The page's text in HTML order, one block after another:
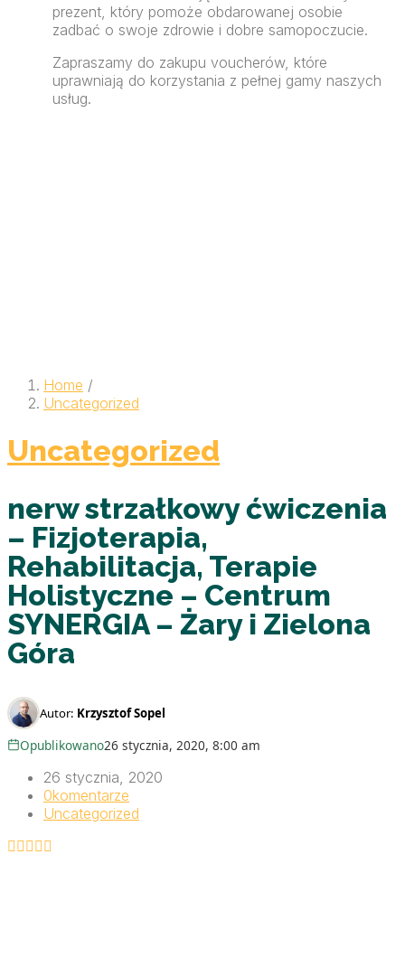
prezent, który pomoże obdarowanej osobie
zadbać o swoje zdrowie i dobre samopoczucie.
Zapraszamy do zakupu voucherów, które
uprawniają do korzystania z pełnej gamy naszych
usług.
Home /
Uncategorized
Uncategorized
nerw strzałkowy ćwiczenia
– Fizjoterapia,
Rehabilitacja, Terapie
Holistyczne – Centrum
SYNERGIA – Żary i Zielona
Góra
Autor: Krzysztof Sopel
Opublikowano26 stycznia, 2020, 8:00 am
26 stycznia, 2020
0komentarze
Uncategorized